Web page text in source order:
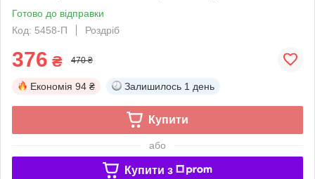
Готово до відправки
Код: 5458-П
Роздріб
376 ₴ 470 ₴
Економія 94 ₴ Залишилось 1 день
Купити
або
Купити з